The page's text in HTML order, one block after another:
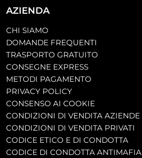
AZIENDA
CHI SIAMO
DOMANDE FREQUENTI
TRASPORTO GRATUITO
CONSEGNE EXPRESS
METODI PAGAMENTO
PRIVACY POLICY
CONSENSO AI COOKIE
CONDIZIONI DI VENDITA AZIENDE
CONDIZIONI DI VENDITA PRIVATI
CODICE ETICO E DI CONDOTTA
CODICE DI CONDOTTA ANTIMAFIA